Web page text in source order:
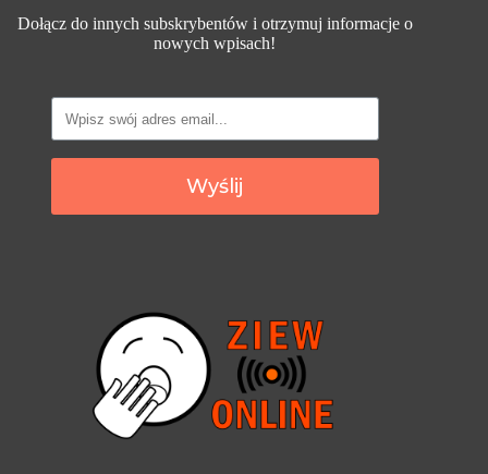
Dołącz do innych subskrybentów i otrzymuj informacje o
nowych wpisach!
Wyślij